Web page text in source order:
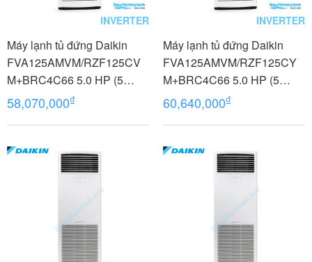
INVERTER
Máy lạnh tủ đứng Daikin
FVA125AMVM/RZF125CV
M+BRC4C66 5.0 HP (5
Ngựa) Inverter - 1 pha
58,070,000₫
INVERTER
Máy lạnh tủ đứng Daikin
FVA125AMVM/RZF125CY
M+BRC4C66 5.0 HP (5
Ngựa) Inverter - 3 pha
60,640,000₫